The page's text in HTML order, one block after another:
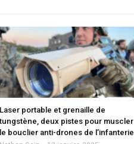
Laser portable et grenaille de
tungstène, deux pistes pour muscler
le bouclier anti-drones de l’infanterie